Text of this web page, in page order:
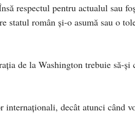
respectul pentru actualul sau
statul român și-o asumă sau o
de la Washington trebuie să-și
internaționali, decât atunci când